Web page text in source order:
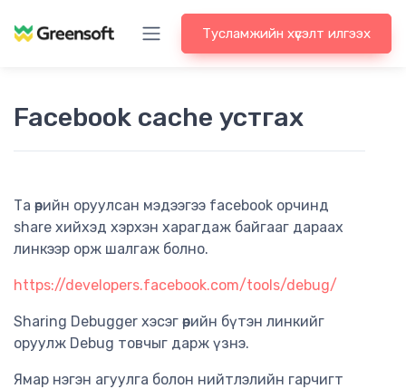
Тусламжийн хүсэлт илгээх
Facebook cache устгах
Та өөрийн оруулсан мэдээгээ facebook орчинд
share хийхэд хэрхэн харагдаж байгааг дараах
линкээр орж шалгаж болно.
https://developers.facebook.com/tools/debug/
Sharing Debugger хэсэг өөрийн бүтэн линкийг
оруулж Debug товчыг дарж үзнэ.
Ямар нэгэн агуулга болон нийтлэлийн гарчигт